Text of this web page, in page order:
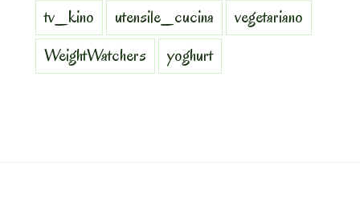
tv_kino
utensile_cucina
vegetariano
WeightWatchers
yoghurt